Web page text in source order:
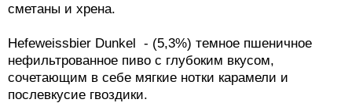
сметаны и хрена.
Hefeweissbier Dunkel - (5,3%) темное пшеничное
нефильтрованное пиво с глубоким вкусом,
сочетающим в себе мягкие нотки карамели и
послевкусие гвоздики.